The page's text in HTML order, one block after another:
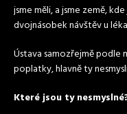
jsme měli, a jsme země,
dvojnásobek návštěv u
Ústava samozřejmě
poplatky, hlavně ty
Které jsou ty